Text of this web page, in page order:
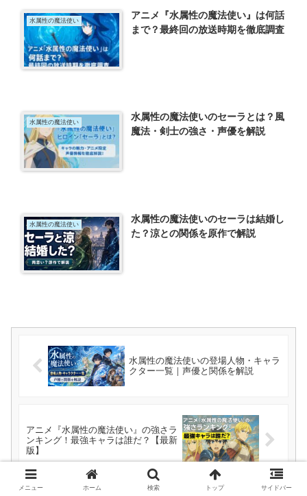
水属性の魔法使い
アニメ『水属性の魔法使い』は何話
まで？最終回の放送時期を徹底調査
水属性の魔法使い
水属性の魔法使いのセーラとは？風
魔法・剣士の強さ・声優を解説
水属性の魔法使い
水属性の魔法使いのセーラは結婚し
た？涼との関係を原作で解説
水属性の魔法使いの登場人物・キャラ
クター一覧｜声優と関係を解説
アニメ『水属性の魔法使い』の強さラ
ンキング！最強キャラは誰だ？【最新
版】
メニュー ホーム 検索 トップ サイドバー